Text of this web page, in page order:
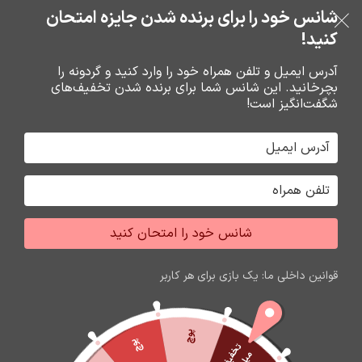
خرید قسطی با ترب‌پی
عبور به ناوبری
رفتن به محتوای اصلی
0 ریال
قاب تجاري نوکيا
جشواره فروش محصولات اپل
برای تغییر این متن بر روی دکمه ویرایش کلیک کنید. لورم
ایپسوم متن ساختگی با تولید سادگی نامفهوم از صنعت چاپ
59
روز
18
ساعت
23
دقیقه
25
ثانیه
فروشگاه نوین تراشه گنجی
پوچ
پوچ
شانس خود را برای برنده شدن جایزه امتحان
کنید!
آدرس ایمیل و تلفن همراه خود را وارد کنید و گردونه را
بچرخانید. این شانس شما برای برنده شدن تخفیف‌های
شگفت‌انگیز است!
شانس خود را امتحان کنید
قوانین داخلی ما: یک بازی برای هر کاربر